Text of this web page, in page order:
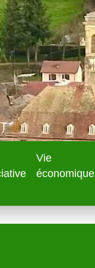
Vie
économique